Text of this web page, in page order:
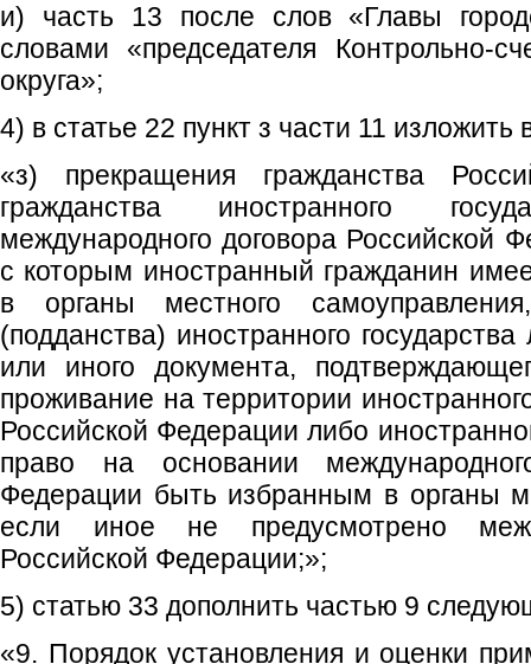
и) часть 13 после слов «Главы
словами «председателя Контрольно-
округа»;
4) в статье 22 пункт з части 11
«з) прекращения гражданства
гражданства иностранного
международного договора Российской
с которым иностранный гражданин
в органы местного
(подданства) иностранного
или иного документа,
проживание на территории
Российской Федерации либо
право на основании
Федерации быть избранным в органы
если иное не предусмотрено
Российской Федерации;»;
5) статью 33 дополнить частью 9
«9. Порядок установления и оценки